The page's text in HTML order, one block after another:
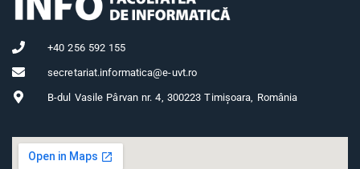
+40 256 592 155
secretariat.informatica@e-uvt.ro
B-dul Vasile Pârvan nr. 4, 300223 Timișoara, România